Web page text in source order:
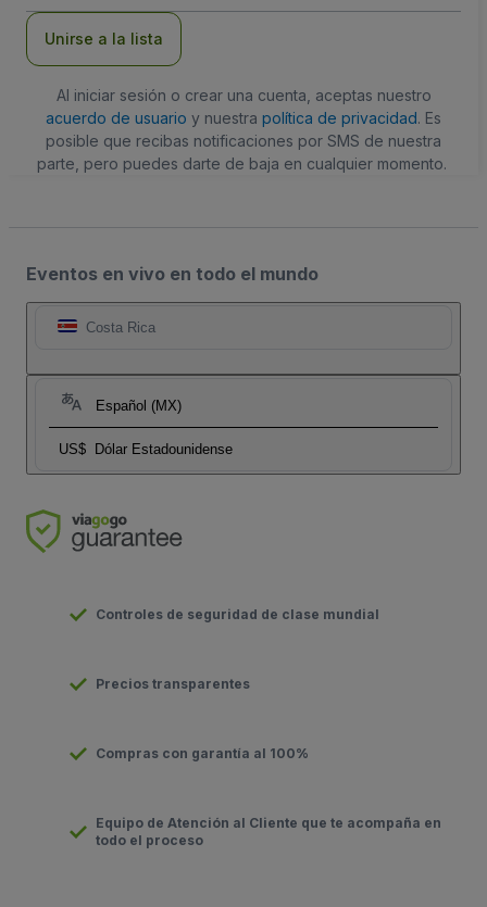
Unirse a la lista
Al iniciar sesión o crear una cuenta, aceptas nuestro
acuerdo de usuario y nuestra política de privacidad. Es
posible que recibas notificaciones por SMS de nuestra
parte, pero puedes darte de baja en cualquier momento.
Eventos en vivo en todo el mundo
Costa Rica
Español (MX)
US$ Dólar Estadounidense
Controles de seguridad de clase mundial
Precios transparentes
Compras con garantía al 100%
Equipo de Atención al Cliente que te acompaña en
todo el proceso